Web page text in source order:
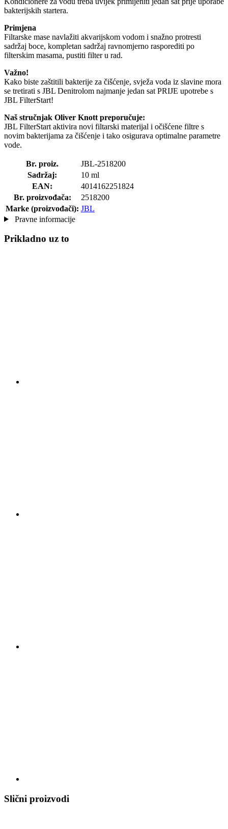
bakterijskih startera.
Primjena
Filtarske mase navlažiti akvarijskom vodom i snažno protresti
sadržaj boce, kompletan sadržaj ravnomjerno rasporediti po
filterskim masama, pustiti filter u rad.
Važno!
Kako biste zaštitili bakterije za čišćenje, svježa voda iz slavine mora
se tretirati s JBL Denitrolom najmanje jedan sat PRIJE upotrebe s
JBL FilterStart!
Naš stručnjak Oliver Knott preporučuje:
JBL FilterStart aktivira novi filtarski materijal i očišćene filtre s
novim bakterijama za čišćenje i tako osigurava optimalne parametre
vode.
Br. proiz.
JBL-2518200
Sadržaj:
10 ml
EAN:
4014162251824
Br. proizvođača:
2518200
Marke (proizvođači): JBL
Pravne informacije
Prikladno uz to
Slični proizvodi